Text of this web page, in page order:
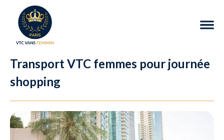
Transport VTC femmes pour journée
shopping